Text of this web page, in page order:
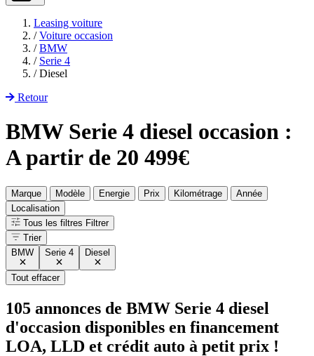
Leasing voiture
/ Voiture occasion
/ BMW
/ Serie 4
/ Diesel
Retour
BMW Serie 4 diesel occasion :
A partir de 20 499€
Marque Modèle Energie Prix Kilométrage
Année
Localisation
Tous les filtres Filtrer
Trier
BMW
Serie 4 Diesel
Tout effacer
105 annonces de BMW Serie 4 diesel
d'occasion disponibles en financement
LOA, LLD et crédit auto à petit prix !